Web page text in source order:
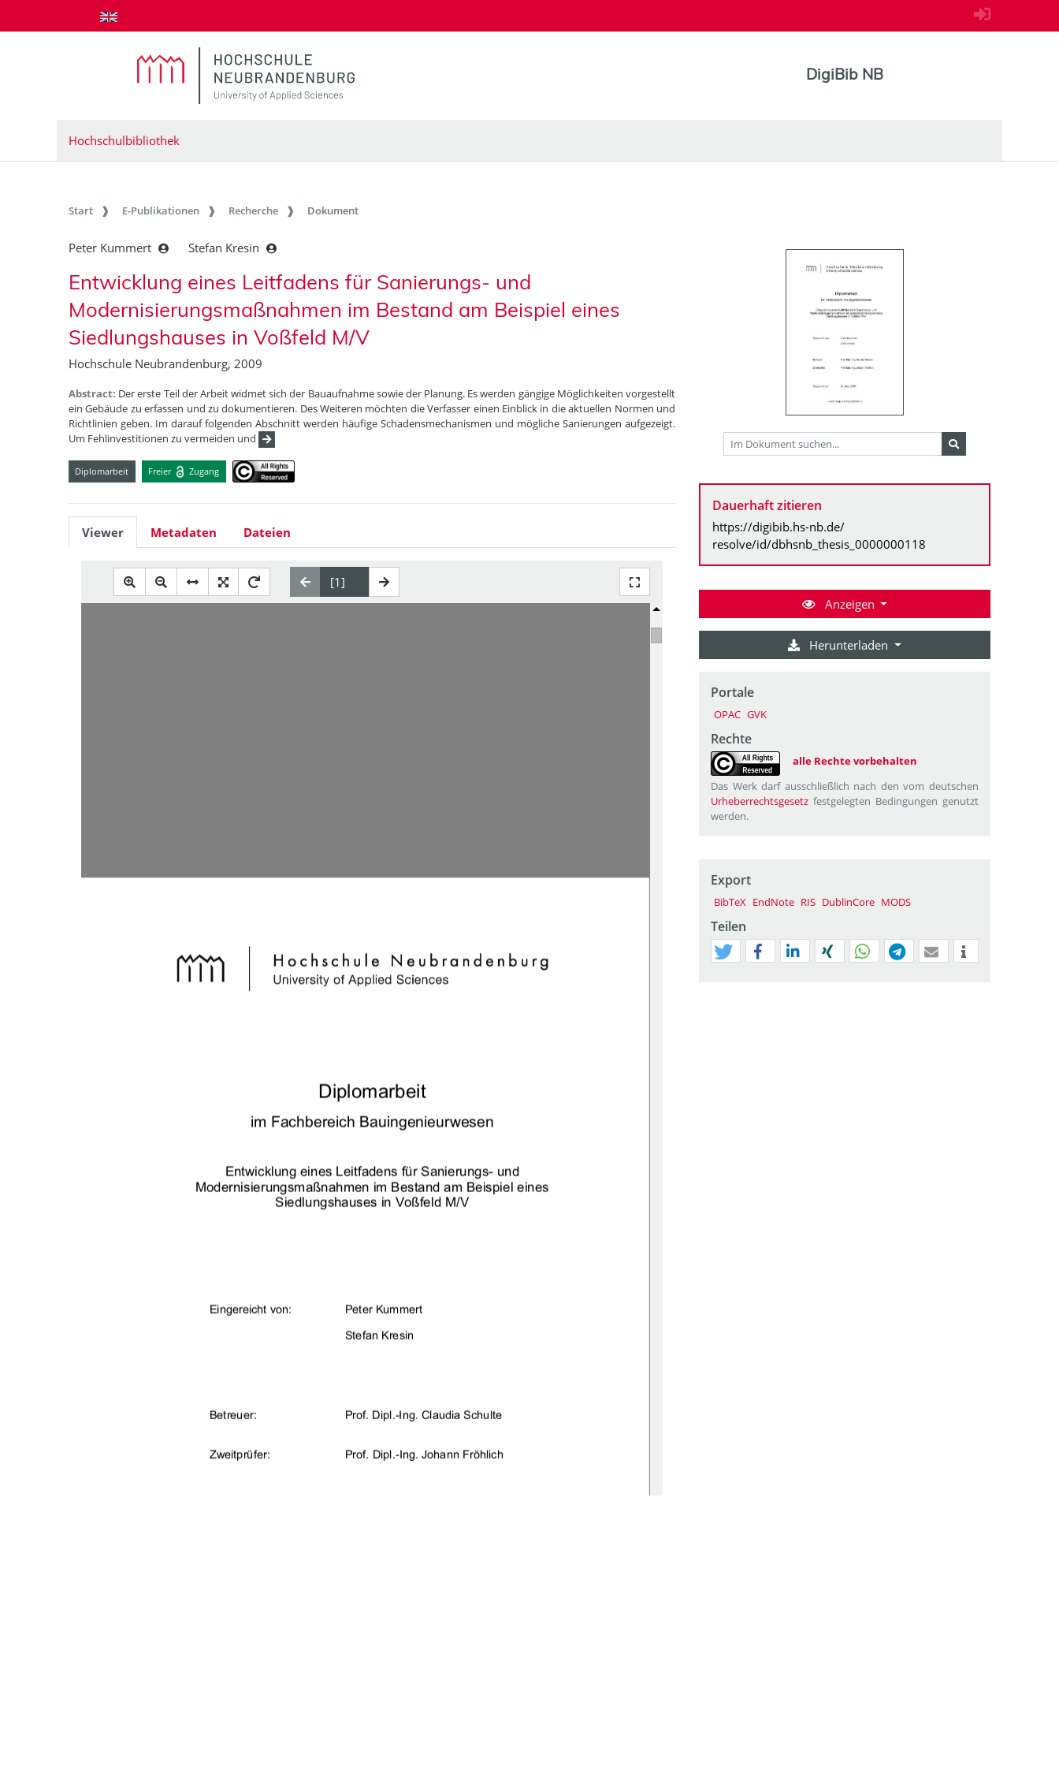
zum Inhalt springen
DigiBib NB
Hochschulbibliothek
Start E-Publikationen Recherche Dokument
Peter Kummert Stefan Kresin
Entwicklung eines Leitfadens für Sanierungs- und
Modernisierungsmaßnahmen im Bestand am Beispiel eines
Siedlungshauses in Voßfeld M/V
Hochschule Neubrandenburg, 2009
Abstract: Der erste Teil der Arbeit widmet sich der Bauaufnahme sowie der Planung. Es werden gängige Möglichkeiten vorgestellt
ein Gebäude zu erfassen und zu dokumentieren. Des Weiteren möchten die Verfasser einen Einblick in die aktuellen Normen und
Richtlinien geben. Im darauf folgenden Abschnitt werden häufige Schadensmechanismen und mögliche Sanierungen aufgezeigt.
Um Fehlinvestitionen zu vermeiden und
Diplomarbeit Freier Zugang
Viewer Metadaten Dateien
Diplomarbeit
im Fachbereich Bauingenieurwesen
Entwicklung eines Leitfadens für Sanierungs- und
Modernisierungsmaßnahmen im Bestand am Beispiel eines
Siedlungshauses in Voßfeld M/V
           Eingereicht           von:                                 Peter           Kummert
                                                       Stefan           Kresin
           Betreuer:                                 Prof.           Dipl.-Ing.           Claudia           Schulte
           Zweitprüfer:                                 Prof.           Dipl.-Ing.           Johann           Fröhlich
Dauerhaft zitieren
https://digibib.hs-nb.de/
resolve/id/dbhsnb_thesis_0000000118
Anzeigen
Herunterladen
Portale
OPAC GVK
Rechte
alle Rechte vorbehalten
Das Werk darf ausschließlich nach den vom deutschen
Urheberrechtsgesetz festgelegten Bedingungen genutzt
werden.
Export
BibTeX EndNote RIS DublinCore MODS
Teilen